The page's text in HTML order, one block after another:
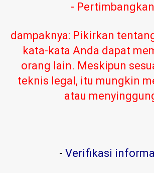
- Pertimbangkan
dampaknya: Pikirkan
kata-kata Anda dapat
orang lain. Meskipun
teknis legal, itu mungkin
atau
- Verifikasi